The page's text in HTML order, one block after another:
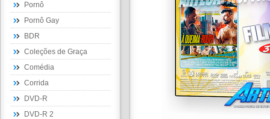
Pornô
Pornô Gay
BDR
Coleções de Graça
Comédia
Corrida
DVD-R
DVD-R 2